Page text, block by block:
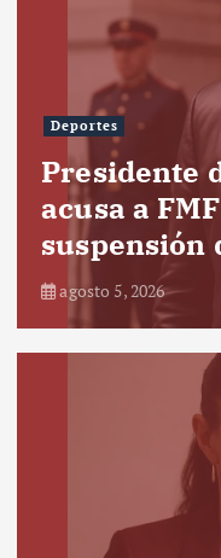
Deportes
Presidente
acusa a
suspensión
agosto 5, 2026